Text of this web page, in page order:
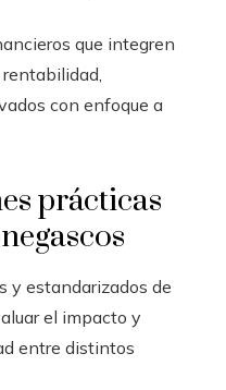
que integren
con enfoque a
prácticas
y estandarizados de
el impacto y
entre distintos